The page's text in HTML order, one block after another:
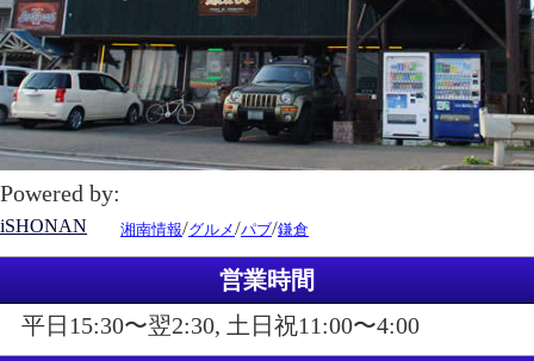
Powered by:
iSHONAN 湘南情報/グルメ/パブ/鎌倉
営業時間
平日15:30〜翌2:30, 土日祝11:00〜4:00